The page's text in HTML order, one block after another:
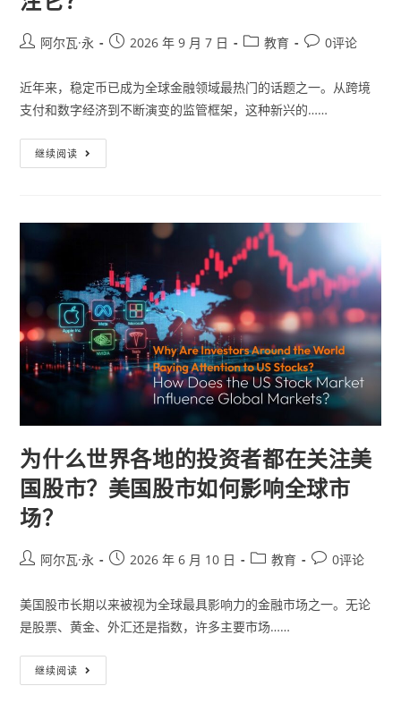
阿尔瓦·永 2026 年 9 月 7 日 教育 0评论
近年来，稳定币已成为全球金融领域最热门的话题之一。从跨境
支付和数字经济到不断演变的监管框架，这种新兴的……
继续阅读
为什么世界各地的投资者都在关注美
国股市？美国股市如何影响全球市
场？
阿尔瓦·永 2026 年 6 月 10 日 教育 0评论
美国股市长期以来被视为全球最具影响力的金融市场之一。无论
是股票、黄金、外汇还是指数，许多主要市场……
继续阅读